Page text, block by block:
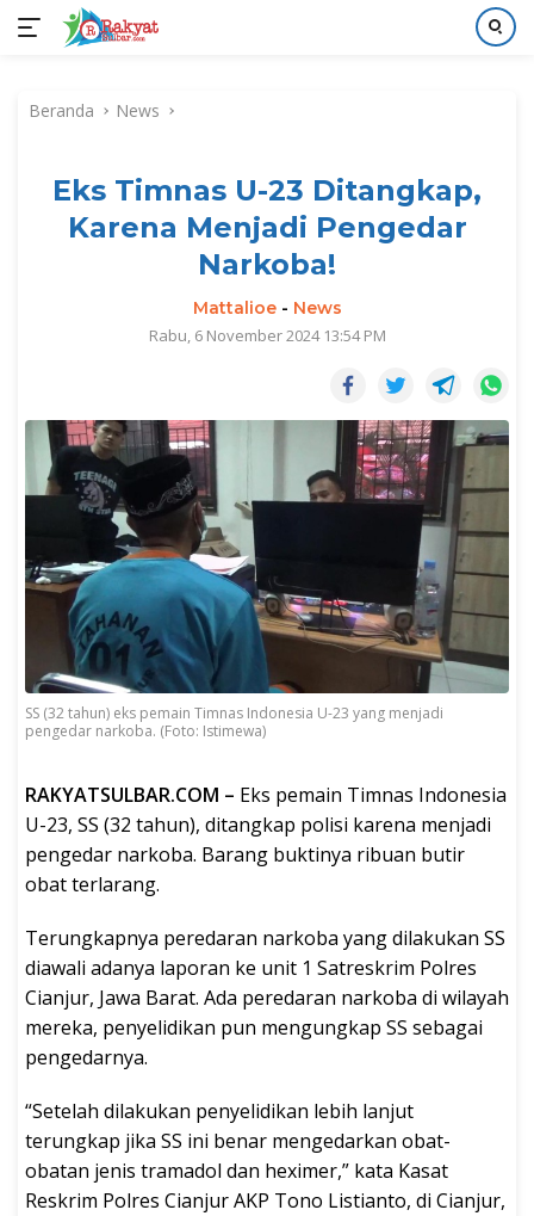
kontenBeranda News
Eks Timnas U-23 Ditangkap,
Karena Menjadi Pengedar
Narkoba!
Mattalioe- News
Rabu, 6 November 2024 13:54 PM
SS (32 tahun) eks pemain Timnas Indonesia U-23 yang menjadi
pengedar narkoba. (Foto: Istimewa)
RAKYATSULBAR.COM – Eks pemain Timnas Indonesia
U-23, SS (32 tahun), ditangkap polisi karena menjadi
pengedar narkoba. Barang buktinya ribuan butir
obat terlarang.
Terungkapnya peredaran narkoba yang dilakukan SS
diawali adanya laporan ke unit 1 Satreskrim Polres
Cianjur, Jawa Barat. Ada peredaran narkoba di wilayah
mereka, penyelidikan pun mengungkap SS sebagai
pengedarnya.
“Setelah dilakukan penyelidikan lebih lanjut
terungkap jika SS ini benar mengedarkan obat-
obatan jenis tramadol dan heximer,” kata Kasat
Reskrim Polres Cianjur AKP Tono Listianto, di Cianjur,